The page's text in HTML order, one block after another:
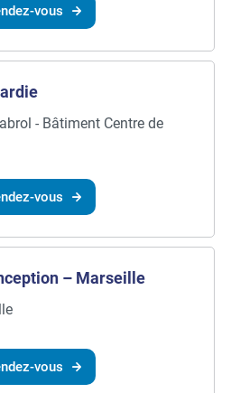
vous
- Bâtiment Centre de
vous
– Marseille
vous